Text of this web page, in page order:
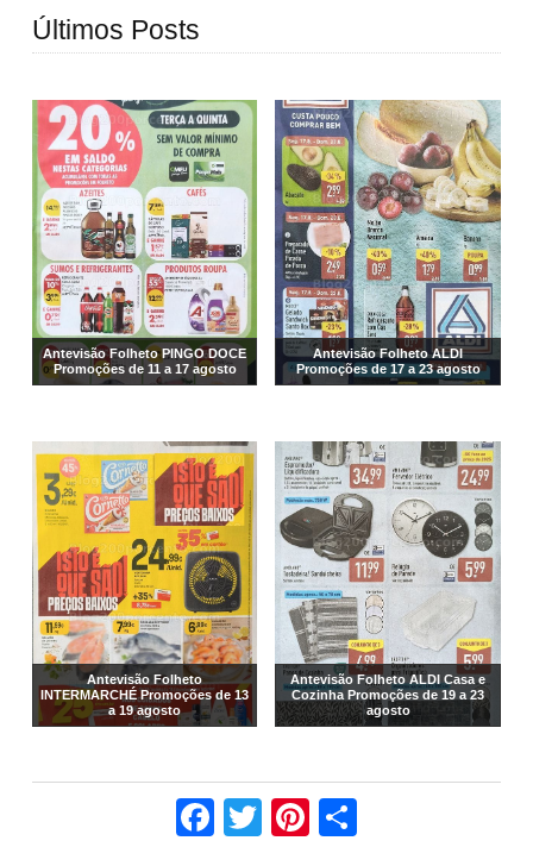
Últimos Posts
Antevisão Folheto PINGO DOCE
Promoções de 11 a 17 agosto
Antevisão Folheto ALDI
Promoções de 17 a 23 agosto
Antevisão Folheto
INTERMARCHÉ Promoções de 13
a 19 agosto
Antevisão Folheto ALDI Casa e
Cozinha Promoções de 19 a 23
agosto
© 2013-2026 Blog200porcento.com - Todos os direitos reservados.
Facebook Twitter Pinterest